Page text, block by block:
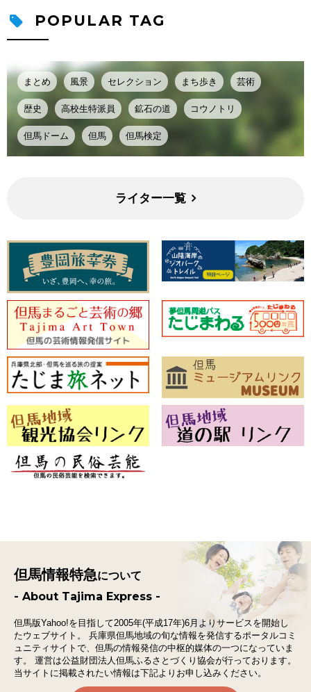
POPULAR TAG
まとめ 風景 セレクション まち歩き 芸術
歴史 高校生特派員 鉱石の道 コウノトリ
但馬ドーム 但馬 但馬検定
ライター一覧
但馬情報特急について
- About Tajima Express -
但馬版Yahoo!を目指して2005年(平成17年)6月よりサービスを開始し
たウェブサイト。
兵庫県但馬地域の旬な情報を発信するポータルコミ
ュニティサイトで、 但馬の情報発信の中枢的媒体の一つになっていま
す。
運営は公益財団法人但馬ふるさとづくり協会が行っております。
当サイトに掲載されたい情報は下記よりお申し込みください。